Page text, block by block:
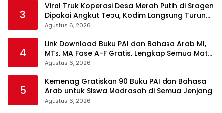
3
Viral Truk Koperasi Desa Merah Putih di Sragen
Dipakai Angkut Tebu, Kodim Langsung Turun
Tangan
Agustus 6, 2026
4
Link Download Buku PAI dan Bahasa Arab MI,
MTs, MA Fase A-F Gratis, Lengkap Semua Mata
Pelajaran
Agustus 6, 2026
5
Kemenag Gratiskan 90 Buku PAI dan Bahasa
Arab untuk Siswa Madrasah di Semua Jenjang
Agustus 6, 2026